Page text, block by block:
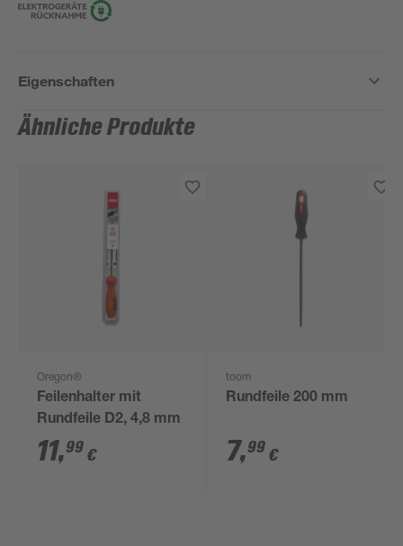
Eigenschaften
Ähnliche Produkte
Oregon®
Feilenhalter mit
Rundfeile D2, 4,8 mm
11,99 €
toom
Rundfeile 200 mm
7,99 €